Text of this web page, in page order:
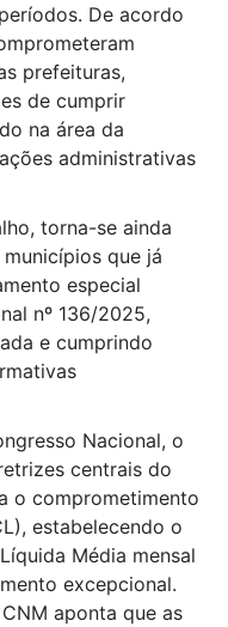
De acordo
prefeituras,
de cumprir
na área da
administrativas
torna-se ainda
que já
especial
nº 136/2025,
e cumprindo
Nacional, o
centrais do
o comprometimento
estabelecendo o
Média mensal
excepcional.
aponta que as